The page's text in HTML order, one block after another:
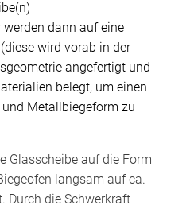
werden dann auf eine
wird vorab in der
angefertigt und
belegt, um einen
Metallbiegeform zu
Glasscheibe auf die Form
langsam auf ca.
Durch die Schwerkraft